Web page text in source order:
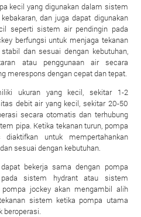
kecil yang digunakan dalam sistem
dan juga dapat digunakan
seperti sistem air pendingin pada
berfungsi untuk menjaga tekanan
dan sesuai dengan kebutuhan,
atau penggunaan air secara
merespons dengan cepat dan tepat.
ukuran yang kecil, sekitar 1-2
debit air yang kecil, sekitar 20-50
secara otomatis dan terhubung
pipa. Ketika tekanan turun, pompa
untuk mempertahankan
sesuai dengan kebutuhan.
bekerja sama dengan pompa
sistem hydrant atau sistem
jockey akan mengambil alih
sistem ketika pompa utama
beroperasi.